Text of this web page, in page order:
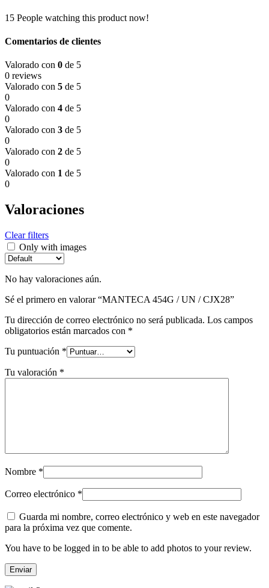
15 People watching this product now!
Comentarios de clientes
Valorado con 0 de 5
0 reviews
Valorado con 5 de 5
0
Valorado con 4 de 5
0
Valorado con 3 de 5
0
Valorado con 2 de 5
0
Valorado con 1 de 5
0
Valoraciones
Clear filters
Only with images
No hay valoraciones aún.
Sé el primero en valorar “MANTECA 454G / UN / CJX28”
Tu dirección de correo electrónico no será publicada. Los campos
obligatorios están marcados con *
Tu puntuación *
Tu valoración *
Nombre *
Correo electrónico *
Guarda mi nombre, correo electrónico y web en este navegador
para la próxima vez que comente.
You have to be logged in to be able to add photos to your review.